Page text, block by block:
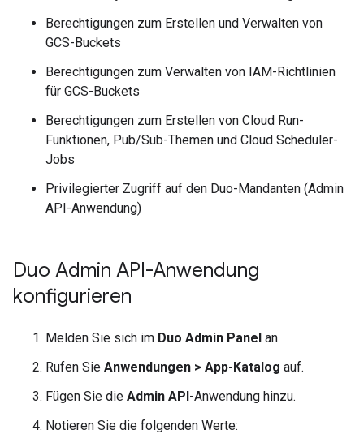
Berechtigungen zum Erstellen und Verwalten von
GCS-Buckets
Berechtigungen zum Verwalten von IAM-Richtlinien
für GCS-Buckets
Berechtigungen zum Erstellen von Cloud Run-
Funktionen, Pub/Sub-Themen und Cloud Scheduler-
Jobs
Privilegierter Zugriff auf den Duo-Mandanten (Admin
API-Anwendung)
Duo Admin API-Anwendung
konfigurieren
Melden Sie sich im Duo Admin Panel an.
Rufen Sie Anwendungen > App-Katalog auf.
Fügen Sie die Admin API-Anwendung hinzu.
Notieren Sie die folgenden Werte: